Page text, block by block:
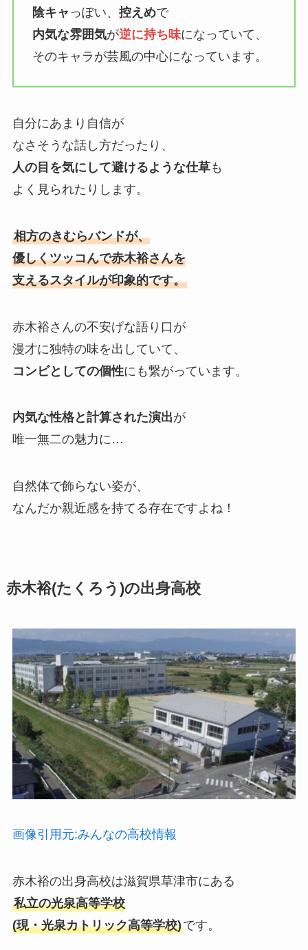
陰キャ っぽい、 控えめで
内気な雰囲気が逆に持ち味になっていて、
そのキャラが芸風の中心になっています。
自分にあまり自信が
なさそうな話し方だったり、
人の目を気にして避けるような仕草も
よく見られたりします。
相方のきむらバンドが、
優しくツッコんで赤木裕さんを
支えるスタイルが印象的です。
赤木裕さんの不安げな語り口が
漫才に独特の味を出していて、
コンビとしての個性にも繋がっています。
内気な性格と計算された演出が
唯一無二の魅力に…
自然体で飾らない姿が、
なんだか親近感を持てる存在ですよね！
赤木裕(たくろう)の出身高校
画像引用元:みんなの高校情報
赤木裕の出身高校は滋賀県草津市にある
私立の光泉高等学校
(現・光泉カトリック高等学校)です。